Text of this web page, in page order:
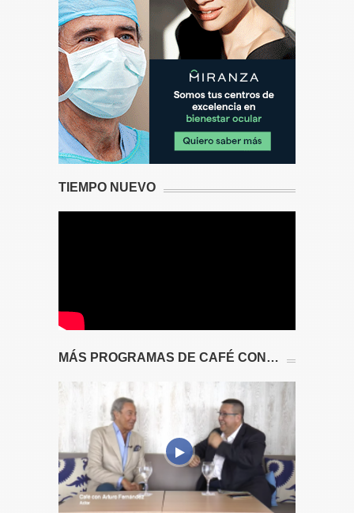
TIEMPO NUEVO
MÁS PROGRAMAS DE CAFÉ CON…